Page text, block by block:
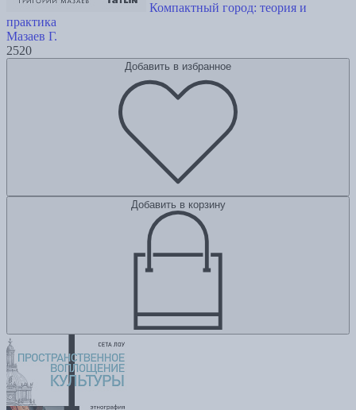
Компактный город: теория и
практика
Мазаев Г.
2520
Добавить в избранное
Добавить в корзину